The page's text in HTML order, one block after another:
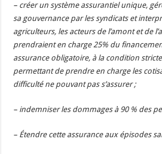
– créer un système assurantiel unique,
sa gouvernance par les syndicats et
agriculteurs, les acteurs de l’amont et de
prendraient en charge 25% du
assurance obligatoire, à la condition
permettant de prendre en charge les
difficulté ne pouvant pas s’assurer ;
– indemniser les dommages à 90 % des
– Étendre cette assurance aux épisodes